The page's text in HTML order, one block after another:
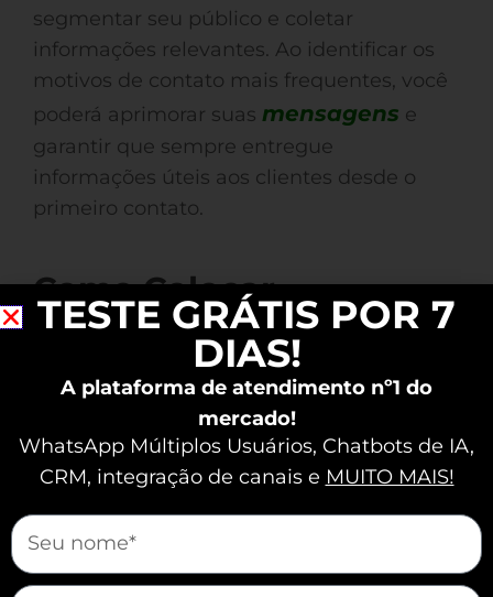
segmentar seu público e coletar
informações relevantes. Ao identificar os
motivos de contato mais frequentes, você
poderá aprimorar suas mensagens e
garantir que sempre entregue
informações úteis aos clientes desde o
primeiro contato.
Como Colocar
Mensagens
Automáticas no
WhatsApp
Para colocar mensagens automáticas no
Abra o WhatsApp Business e acesse as
TESTE GRÁTIS POR 7
DIAS!
A plataforma de atendimento nº1 do
mercado!
WhatsApp Múltiplos Usuários, Chatbots de IA,
CRM, integração de canais e MUITO MAIS!
mauticform[nome]